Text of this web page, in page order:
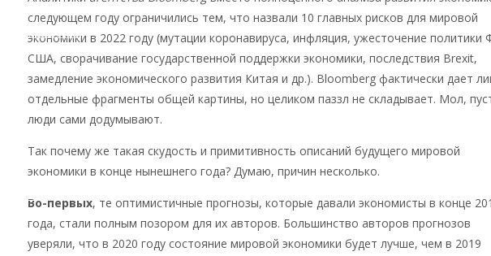
отношения
отношения
следующем году ограничились тем, что назвали 10 главных рисков для мировой
экономики в 2022 году (мутации коронавируса, инфляция, ужесточение политики
США, сворачивание государственной поддержки экономики, последствия Brexit,
замедление экономического развития Китая и др.). Bloomberg фактически дает
отдельные фрагменты общей картины, но целиком паззл не складывает. Мол,
люди сами додумывают.
Так почему же такая скудость и примитивность описаний будущего мировой
экономики в конце нынешнего года? Думаю, причин несколько.
Во-первых, те оптимистичные прогнозы, которые давали экономисты в конце
года, стали полным позором для их авторов. Большинство авторов прогнозов
уверяли, что в 2020 году состояние мировой экономики будет лучше, чем в 2019